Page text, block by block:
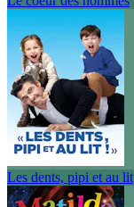
Les dents, pipi et au lit